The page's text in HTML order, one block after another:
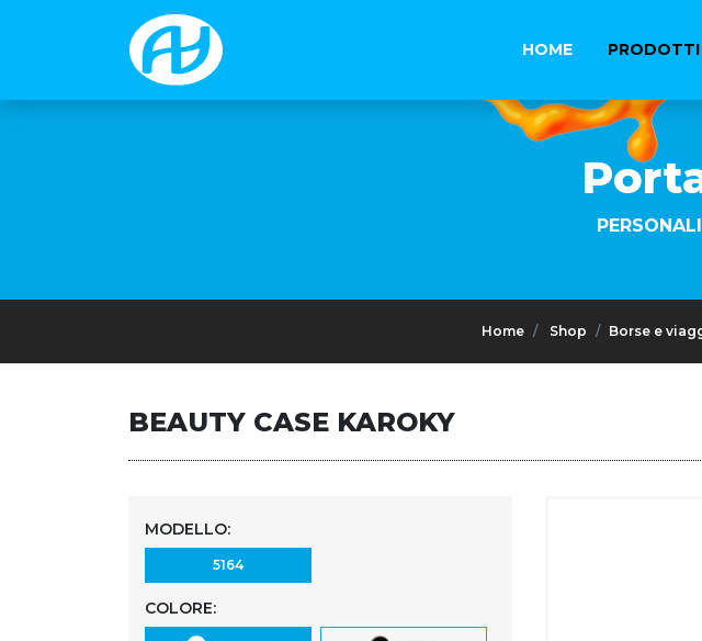
HOME PRODOTTI
Home Shop Borse e
BEAUTY CASE KAROKY
MODELLO:
5164
COLORE: